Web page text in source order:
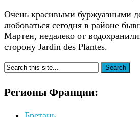
Очень красивыми буржуазными
любоваться сегодня в районе
Мартен, недалеко от
сторону Jardin des Plantes.
Регионы Франции: